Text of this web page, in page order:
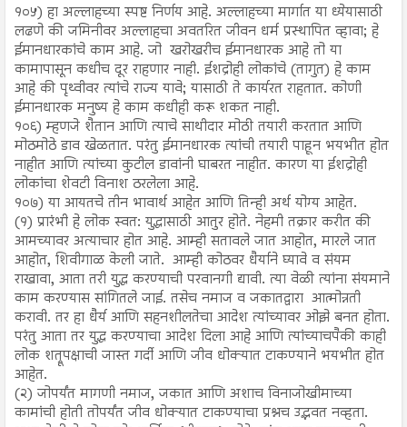
१०५) हा अल्लाहच्या स्पष्ट निर्णय आहे. अल्लाहच्या मार्गात या ध्येयासाठी
लढणे की जमिनीवर अल्लाहचा अवतरित जीवन धर्म प्रस्थापित व्हावा; हे
ईमानधारकांचे काम आहे. जो खरोखरीच ईमानधारक आहे तो या
कामापासून कधीच दूर राहणार नाही. ईशद्रोही लोकांचे (तागुत) हे काम
आहे की पृथ्वीवर त्यांचे राज्य यावे; यासाठी ते कार्यरत राहतात. कोणी
ईमानधारक मनुष्य हे काम कधीही करू शकत नाही.
१०६) म्हणजे शैतान आणि त्याचे साथीदार मोठी तयारी करतात आणि
मोठमोठे डाव खेळतात. परंतु ईमानधारक त्यांची तयारी पाहून भयभीत होत
नाहीत आणि त्यांच्या कुटील डावांनी घाबरत नाहीत. कारण या ईशद्रोही
लोकांचा शेवटी विनाश ठरलेला आहे.
१०७) या आयतचे तीन भावार्थ आहेत आणि तिन्ही अर्थ योग्य आहेत.
(१) प्रारंभी हे लोक स्वत: युद्धासाठी आतुर होते. नेहमी तक्रार करीत की
आमच्यावर अत्याचार होत आहे. आम्ही सतावले जात आहोत, मारले जात
आहोत, शिवीगाळ केली जाते. आम्ही कोठवर धैर्याने घ्यावे व संयम
राखावा, आता तरी युद्ध करण्याची परवानगी द्यावी. त्या वेळी त्यांना संयमाने
काम करण्यास सांगितले जाई. तसेच नमाज व जकातद्वारा आत्मोन्नती
करावी. तर हा धैर्य आणि सहनशीलतेचा आदेश त्यांच्यावर ओझे बनत होता.
परंतु आता तर युद्ध करण्याचा आदेश दिला आहे आणि त्यांच्याचपैकी काही
लोक शत्रूपक्षाची जास्त गर्दी आणि जीव धोक्यात टाकण्याने भयभीत होत
आहेत.
(२) जोपर्यंत मागणी नमाज, जकात आणि अशाच विनाजोखीमाच्या
कामांची होती तोपर्यंत जीव धोक्यात टाकण्याचा प्रश्नच उद्भवत नव्हता.